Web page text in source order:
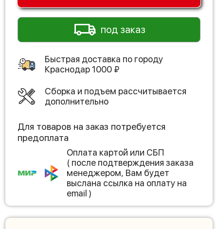
под заказ
Быстрая доставка по городу
Краснодар1000 ₽
Сборка и подъем рассчитывается
дополнительно
Для товаров на заказ потребуется
предоплата
Оплата картой или СБП
( после подтверждения заказа
менеджером, Вам будет
выслана ссылка на оплату на
email )